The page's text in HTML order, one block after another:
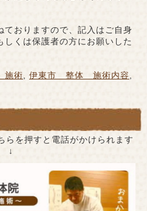
ておりますので、記入はご自身
くは保護者の方にお願いした
施術 伊東市 整体 施術内容
らを押すと電話がかけられます
↓